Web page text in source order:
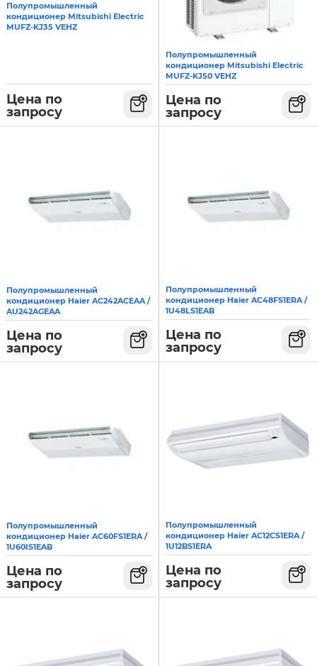
Полупромышленный
кондиционер Mitsubishi Electric
MUFZ-KJ35 VEHZ
Цена по
запросу
Полупромышленный
кондиционер Mitsubishi Electric
MUFZ-KJ50 VEHZ
Цена по
запросу
Полупромышленный
кондиционер Haier AC242ACEAA /
AU242AGEAA
Цена по
запросу
Полупромышленный
кондиционер Haier AC48FS1ERA /
1U48LS1EAB
Цена по
запросу
Полупромышленный
кондиционер Haier AC60FS1ERA /
1U60IS1EAB
Цена по
запросу
Полупромышленный
кондиционер Haier AC12CS1ERA /
1U12BS1ERA
Цена по
запросу